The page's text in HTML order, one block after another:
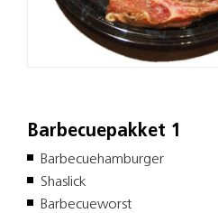
Barbecuepakket 1
Barbecuehamburger
Shaslick
Barbecueworst